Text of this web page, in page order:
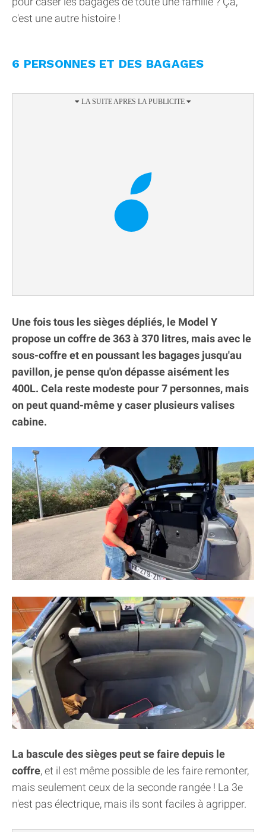
c'est une autre histoire !
6 PERSONNES ET DES BAGAGES
Une fois tous les sièges dépliés, le Model Y
propose un coffre de 363 à 370 litres, mais avec le
sous-coffre et en poussant les bagages jusqu'au
pavillon, je pense qu'on dépasse aisément les
400L. Cela reste modeste pour 7 personnes, mais
on peut quand-même y caser plusieurs valises
cabine.
La bascule des sièges peut se faire depuis le
coffre, et il est même possible de les faire remonter,
mais seulement ceux de la seconde rangée ! La 3e
n'est pas électrique, mais ils sont faciles à agripper.